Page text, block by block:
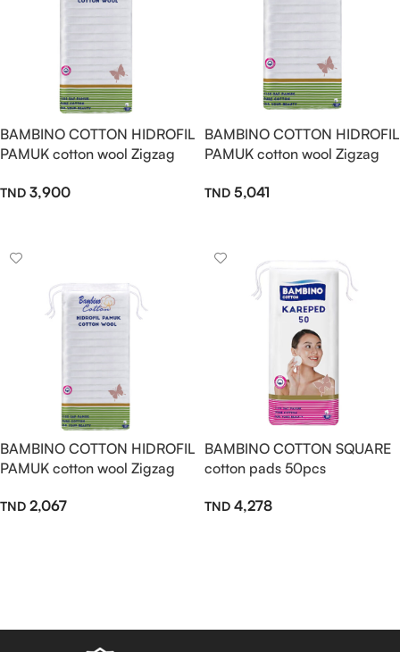
BAMBINO COTTON HIDROFIL
PAMUK cotton wool Zigzag
3,900
BAMBINO COTTON HIDROFIL
PAMUK cotton wool Zigzag
5,041
BAMBINO COTTON HIDROFIL
PAMUK cotton wool Zigzag
2,067
BAMBINO COTTON SQUARE
cotton pads 50pcs
4,278